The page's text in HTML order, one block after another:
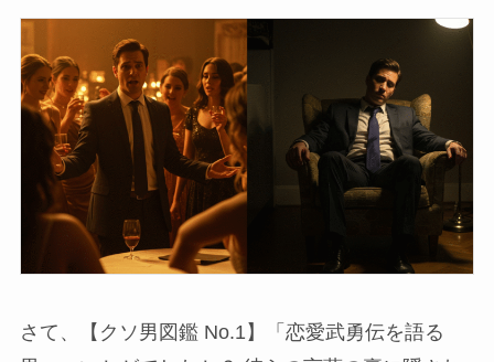
さて、【クソ男図鑑 No.1】「恋愛武勇伝を語る